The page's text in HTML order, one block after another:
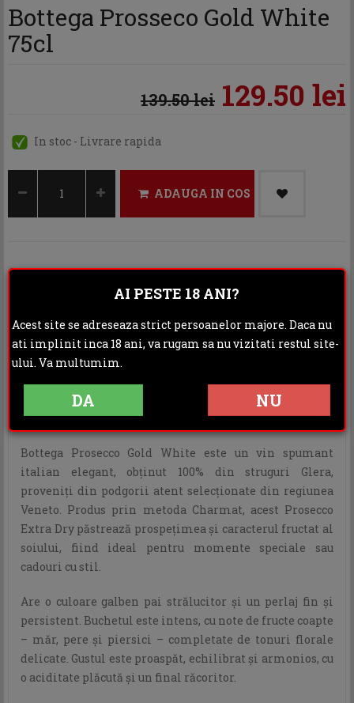
Bottega Prosseco Gold White
75cl
139.50 lei 129.50 lei
In stoc - Livrare rapida
ADAUGA IN COS
Categoria:Spumant, Sampanie
Rating:
DESCRIERE INFORMATII ADITIONALE
OPINII (0)
Bottega Prosecco Gold White este un vin spumant
italian elegant, obținut 100% din struguri Glera,
proveniți din podgorii atent selecționate din regiunea
Veneto. Produs prin metoda Charmat, acest Prosecco
Extra Dry păstrează prospețimea și caracterul fructat al
soiului, fiind ideal pentru momente speciale sau
cadouri cu stil.
Are o culoare galben pai strălucitor și un perlaj fin și
persistent. Buchetul este intens, cu note de fructe coapte
– măr, pere și piersici – completate de tonuri florale
delicate. Gustul este proaspăt, echilibrat și armonios, cu
o aciditate plăcută și un final răcoritor.
AI PESTE 18 ANI?
Acest site se adreseaza strict persoanelor majore. Daca nu
ati implinit inca 18 ani, va rugam sa nu vizitati restul site-
ului. Va multumim.
DA NU